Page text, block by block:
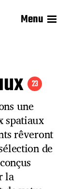
Menu
23
une
spatiaux
rêveront
de
la